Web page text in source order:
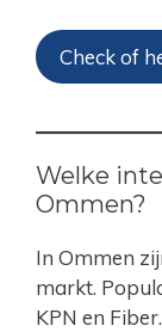
Check of
Welke
Ommen?
In Ommen
markt.
KPN en